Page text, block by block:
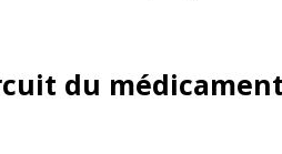
du